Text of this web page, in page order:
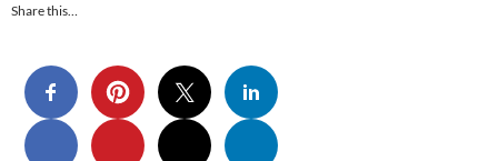
Share this…